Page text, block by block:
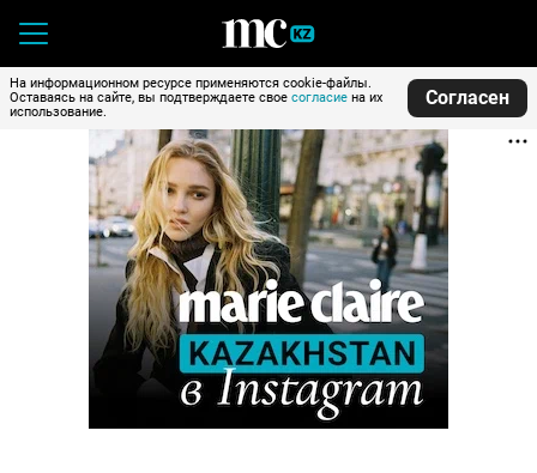
На информационном ресурсе применяются cookie-файлы.
Оставаясь на сайте, вы подтверждаете свое согласие на их
использование.
Согласен